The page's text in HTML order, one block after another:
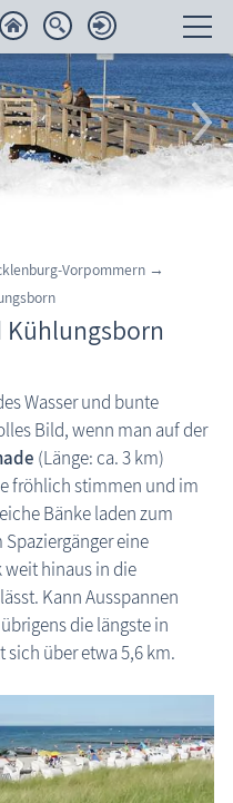
Vorpommern →
Kühlungsborn
Wasser und bunte
Bild, wenn man auf der
(Länge: ca. 3 km)
fröhlich stimmen und im
Bänke laden zum
eine
weit hinaus in die
Kann Ausspannen
die längste in
sich über etwa 5,6 km.